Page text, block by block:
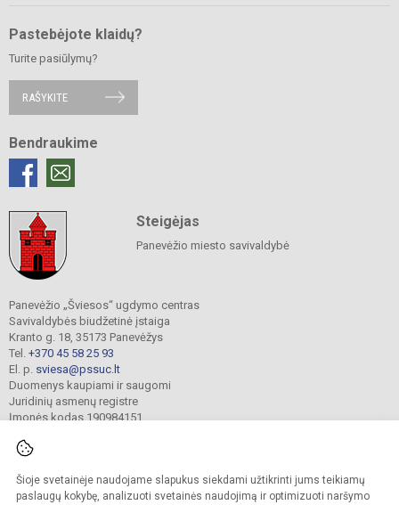
Šioje svetainėje naudojame slapukus siekdami užtikrinti jums teikiamų
paslaugų kokybę, analizuoti svetainės naudojimą ir optimizuoti naršymo
Pastebėjote klaidų?
Turite pasiūlymų?
RAŠYKITE
Bendraukime
Steigėjas
Panevėžio miesto savivaldybė
Panevėžio „Šviesos“ ugdymo centras
Savivaldybės biudžetinė įstaiga
Kranto g. 18, 35173 Panevėžys
Tel. +370 45 58 25 93
El. p. sviesa@pssuc.lt
Duomenys kaupiami ir saugomi
Juridinių asmenų registre
Įmonės kodas 190984151
© 2021. Panevėžio „Šviesos“ ugdymo centras. Visos teisės saugomos.
Kopijuoti turinį be raštiško administracijos sutikimo griežtai draudžiama.